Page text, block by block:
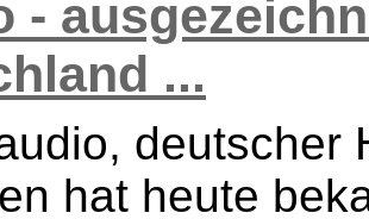
-
...
deutscher
hat heute